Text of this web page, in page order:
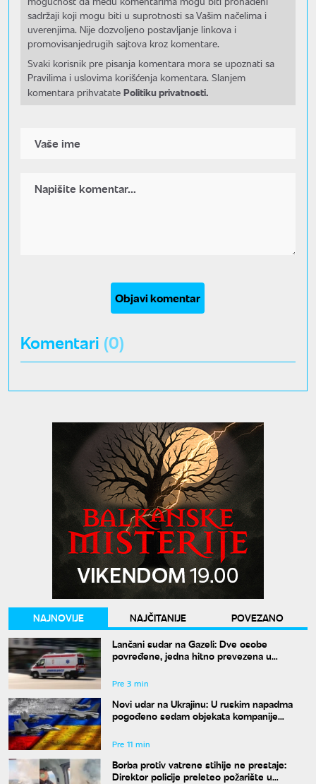
sadržaji koji mogu biti u suprotnosti sa Vašim načelima i
uverenjima. Nije dozvoljeno postavljanje linkova i
promovisanjedrugih sajtova kroz komentare.
Svaki korisnik pre pisanja komentara mora se upoznati sa
Pravilima i uslovima korišćenja komentara. Slanjem
komentara prihvatate Politiku privatnosti.
Objavi komentar
Komentari (0)
NAJNOVIJE NAJČITANIJE
POVEZANO
Lančani sudar na Gazeli: Dve osobe
povređene, jedna hitno prevezena u
Pre 3 min
Novi udar na Ukrajinu: U ruskim napadma
pogođeno sedam objekata kompanije
Pre 11 min
Borba protiv vatrene stihije ne prestaje:
Direktor policije preleteo požarište u